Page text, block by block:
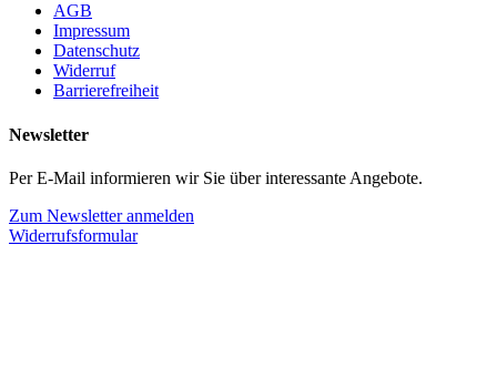
AGB
Impressum
Datenschutz
Widerruf
Barrierefreiheit
Newsletter
Per E-Mail informieren wir Sie über interessante Angebote.
Zum Newsletter anmelden
Widerrufsformular